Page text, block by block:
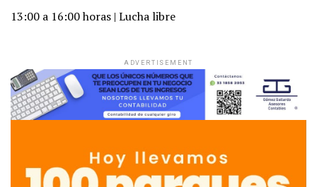
13:00 a 16:00 horas | Lucha libre
ADVERTISEMENT